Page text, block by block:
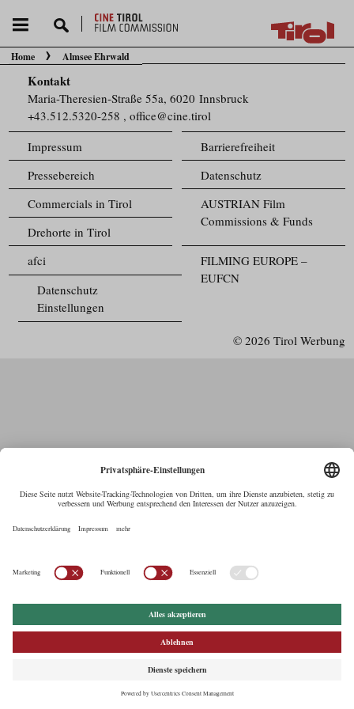
Sie befinden sich hier:
Home Almsee Ehrwald
Kontakt
Maria-Theresien-Straße 55a, 6020 Innsbruck
+43.512.5320-258 ,office@cine.tirol
Impressum
Barrierefreiheit
Pressebereich
Datenschutz
Commercials in Tirol
AUSTRIAN Film
Commissions & Funds
Drehorte in Tirol
FILMING EUROPE –
EUFCN
afci
Datenschutz
Einstellungen
© 2026 Tirol Werbung